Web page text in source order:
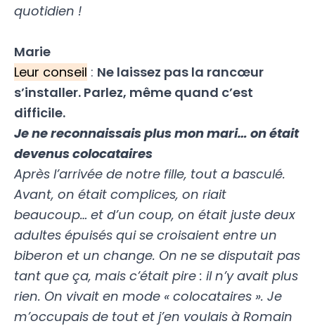
quotidien !
Marie
Leur conseil : Ne laissez pas la rancœur
s’installer. Parlez, même quand c’est
difficile.
Je ne reconnaissais plus mon mari… on était
devenus colocataires
Après l’arrivée de notre fille, tout a basculé.
Avant, on était complices, on riait
beaucoup… et d’un coup, on était juste deux
adultes épuisés qui se croisaient entre un
biberon et un change. On ne se disputait pas
tant que ça, mais c’était pire : il n’y avait plus
rien. On vivait en mode « colocataires ». Je
m’occupais de tout et j’en voulais à Romain